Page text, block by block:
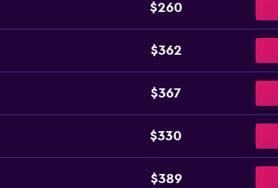
$260
$362
$367
$330
$389